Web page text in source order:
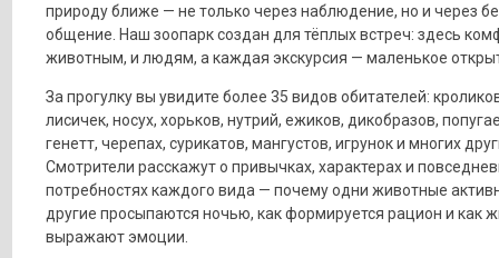
природу ближе — не только через наблюдение, но и через
общение. Наш зоопарк создан для тёплых встреч: здесь
животным, и людям, а каждая экскурсия — маленькое
За прогулку вы увидите более 35 видов обитателей:
лисичек, носух, хорьков, нутрий, ежиков, дикобразов,
генетт, черепах, сурикатов, мангустов, игрунок и многих
Смотрители расскажут о привычках, характерах и
потребностях каждого вида — почему одни животные
другие просыпаются ночью, как формируется рацион и как
выражают эмоции.